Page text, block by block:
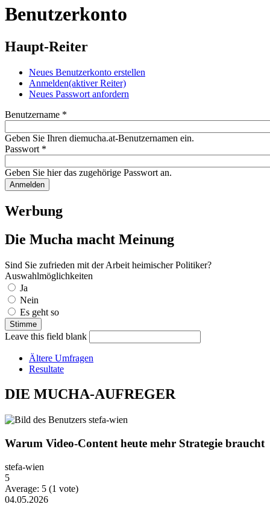
Benutzerkonto
Haupt-Reiter
Neues Benutzerkonto erstellen
Anmelden(aktiver Reiter)
Neues Passwort anfordern
Benutzername *
Geben Sie Ihren diemucha.at-Benutzernamen ein.
Passwort *
Geben Sie hier das zugehörige Passwort an.
Werbung
Die Mucha macht Meinung
Sind Sie zufrieden mit der Arbeit heimischer Politiker?
Auswahlmöglichkeiten
Ja
Nein
Es geht so
Leave this field blank
Ältere Umfragen
Resultate
DIE MUCHA-AUFREGER
Warum Video-Content heute mehr Strategie braucht
stefa-wien
5
Average: 5 (1 vote)
04.05.2026